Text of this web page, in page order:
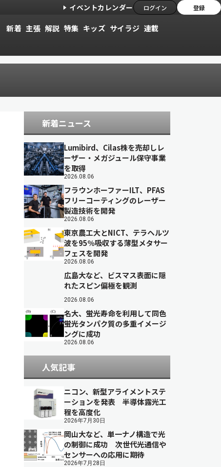
イベントカレンダー ログイン 登録
新着 主張 解説 特集 キッズ サイラジ 連載
新着ニュース
Lumibird、Cilas株を売却しレ
ーザー・メガジュール保守事業
を取得
2026.08.06
フラウンホーファーILT、PFAS
フリーコーティングのレーザー
製造技術を開発
2026.08.06
東京農工大とNICT、テラヘルツ
波を95％吸収する薄型メタサー
フェスを開発
2026.08.06
広島大など、ビスマス表面に隠
れたスピン偏極を観測
2026.08.06
名大、蛍光寿命を利用して同色
蛍光タンパク質の多重イメージ
ングに成功
2026.08.06
人気記事
ニコン、新型アライメントステ
ーションを発表 半導体露光工
程を高度化
2026年7月30日
岡山大など、単一ナノ構造で光
の制御に成功 次世代光通信や
センサーへの応用に期待
2026年7月28日